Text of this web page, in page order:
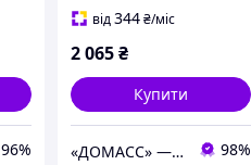
96%
від344₴/міс
2 065₴
Купити
«ДОМАСС» — стійки для одягу, товари для дому та відпочинку! 98%